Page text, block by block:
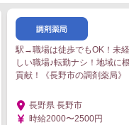
駅→職場は徒歩でもOK！未
しい職場♪転勤ナシ！地域に
貢献！《長野市の調剤薬局》
長野県 長野市
時給2000〜2500円